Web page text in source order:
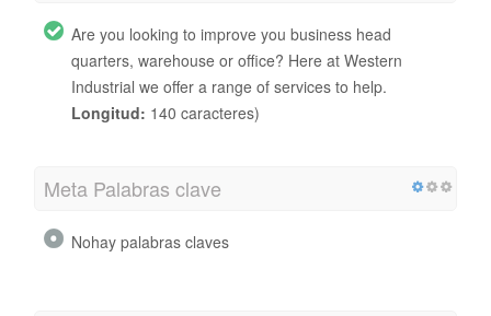
Are you looking to improve you business head
quarters, warehouse or office? Here at Western
Industrial we offer a range of services to help.
Longitud: 140 caracteres)
Meta Palabras clave
Nohay palabras claves